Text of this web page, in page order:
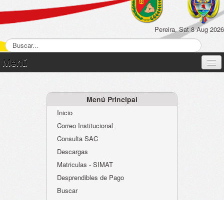
Pereira, Sat 8 Aug 2026
Menú
Atención al Ciudadano
Instituciones Educativas
Despacho Secretaría
Evaluación desempeño
Menú Principal
Inicio
Correo Institucional
Consulta SAC
Descargas
Matriculas - SIMAT
Desprendibles de Pago
Buscar